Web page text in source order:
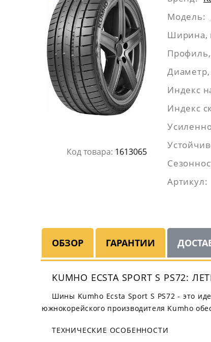
Код товара: 1613065
Модель:
Ширина,
Профиль,
Индекс
Индекс
Артикул:
ОБЗОР ГАРАНТИИ
KUMHO ECSTA SPORT S
Шины Kumho Ecsta Sport S PS72 - это
южнокорейского производителя Kumho
ТЕХНИЧЕСКИЕ ОСОБЕННОСТИ